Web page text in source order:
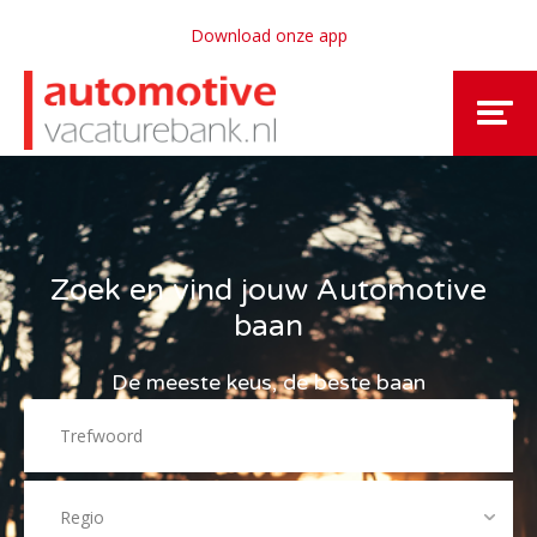
Download onze app
Zoek en vind jouw Automotive
baan
De meeste keus, de beste baan